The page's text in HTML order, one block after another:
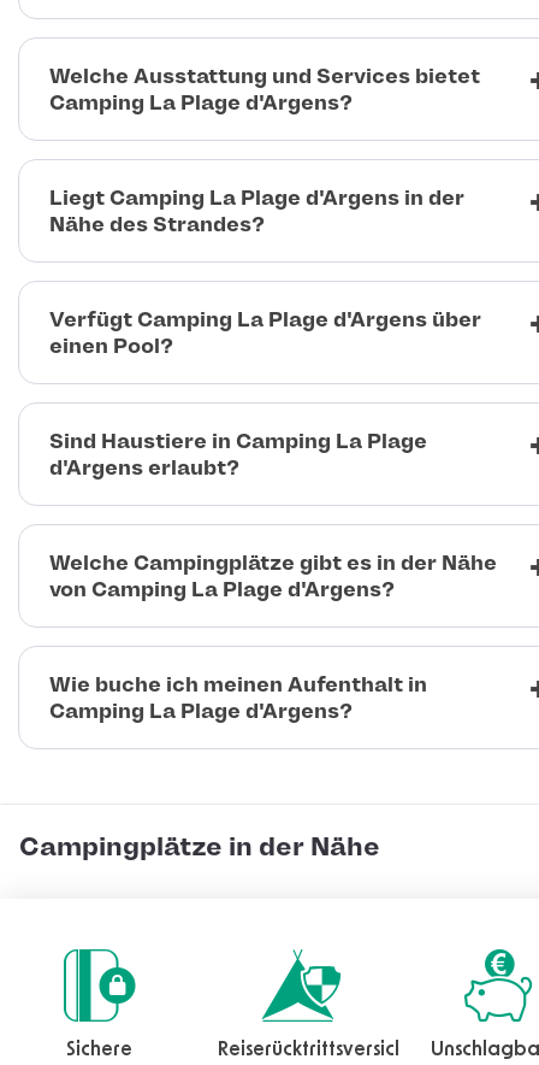
Welche Ausstattung und Services bietet
Camping La Plage d'Argens?
Liegt Camping La Plage d'Argens in der
Nähe des Strandes?
Verfügt Camping La Plage d'Argens über
einen Pool?
Sind Haustiere in Camping La Plage
d'Argens erlaubt?
Welche Campingplätze gibt es in der Nähe
von Camping La Plage d'Argens?
Wie buche ich meinen Aufenthalt in
Camping La Plage d'Argens?
Campingplätze in der Nähe
Sichere
Reiserücktrittsversicherung